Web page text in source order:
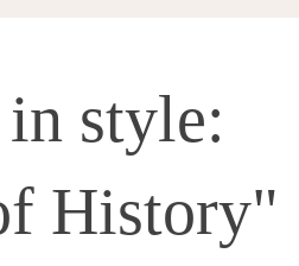
style:
History"